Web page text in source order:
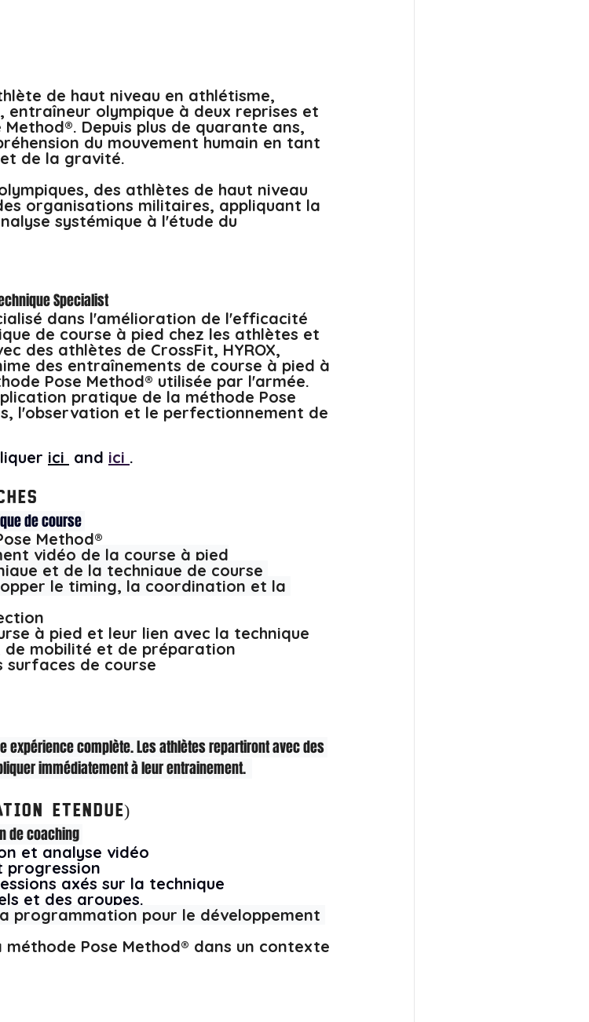
de haut niveau en athlétisme,
entraîneur olympique à deux reprises et
Depuis plus de quarante ans,
du mouvement humain en tant
de la gravité.
des athlètes de haut niveau
organisations militaires, appliquant la
systémique à l'étude du
Specialist
dans l'amélioration de l'efficacité
de course à pied chez les athlètes et
des athlètes de CrossFit, HYROX,
des entraînements de course à pied à
Pose Method® utilisée par l'armée.
pratique de la méthode Pose
l'observation et le perfectionnement de
ici and ici .
de course
Method®
vidéo de la course à pied
et de la technique de course
le timing, la coordination et la
à pied et leur lien avec la technique
de mobilité et de préparation
surfaces de course
expérience complète. Les athlètes repartiront avec des
immédiatement à leur entrainement.
etendue)
de coaching
et analyse vidéo
progression
axés sur la technique
et des groupes.
programmation pour le développement
Pose Method® dans un contexte